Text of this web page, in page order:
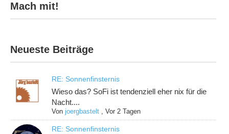
Mach mit!
Neueste Beiträge
RE: Sonnenfinsternis
Wieso das? SoFi ist tendenziell eher nix für die
Nacht....
Vonjoergbastelt ,Vor 2 Tagen
RE: Sonnenfinsternis